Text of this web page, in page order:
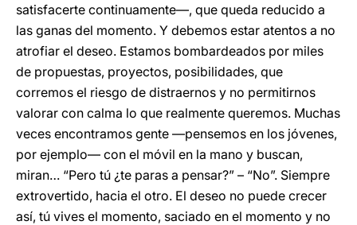
satisfacerte continuamente—, que queda reducido a
las ganas del momento. Y debemos estar atentos a no
atrofiar el deseo. Estamos bombardeados por miles
de propuestas, proyectos, posibilidades, que
corremos el riesgo de distraernos y no permitirnos
valorar con calma lo que realmente queremos. Muchas
veces encontramos gente —pensemos en los jóvenes,
por ejemplo— con el móvil en la mano y buscan,
miran… “Pero tú ¿te paras a pensar?” – “No”. Siempre
extrovertido, hacia el otro. El deseo no puede crecer
así, tú vives el momento, saciado en el momento y no